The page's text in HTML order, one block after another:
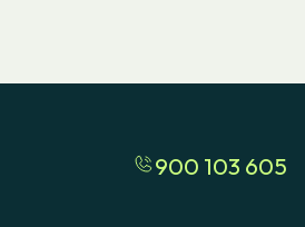
900 103 605